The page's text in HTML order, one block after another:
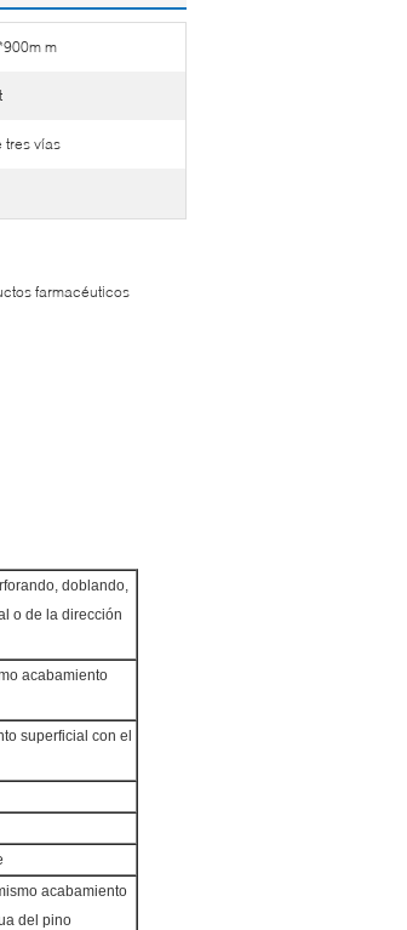
m
tres vías
farmacéuticos
doblando,
o de la dirección
acabamiento
superficial con el
acabamiento
del pino